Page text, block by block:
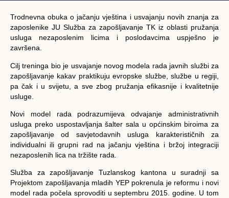
Trodnevna obuka o jačanju vještina i usvajanju novih znanja za
zaposlenike JU Služba za zapošljavanje TK iz oblasti pružanja
usluga nezaposlenim licima i poslodavcima uspješno je
završena.
Cilj treninga bio je usvajanje novog modela rada javnih službi za
zapošljavanje kakav praktikuju evropske službe, službe u regiji,
pa čak i u svijetu, a sve zbog pružanja efikasnije i kvalitetnije
usluge.
Novi model rada podrazumijeva odvajanje administrativnih
usluga preko uspostavljanja šalter sala u općinskim biroima za
zapošljavanje od savjetodavnih usluga karakterističnih za
individualni ili grupni rad na jačanju vještina i bržoj integraciji
nezaposlenih lica na tržište rada.
Služba za zapošljavanje Tuzlanskog kantona u suradnji sa
Projektom zapošljavanja mladih YEP pokrenula je reformu i novi
model rada počela sprovoditi u septembru 2015. godine. U tom